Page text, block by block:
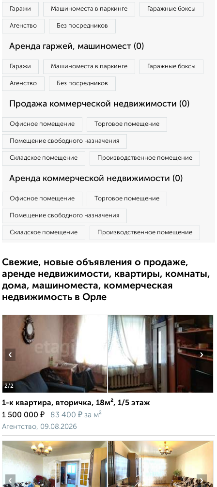
Гаражи Машиноместа в паркинге Гаражные боксы
Агенство Без посредников
Аренда гаржей, машиномест (0)
Гаражи Машиноместа в паркинге Гаражные боксы
Агенство Без посредников
Продажа коммерческой недвижимости (0)
Офисное помещение Торговое помещение
Помещение свободного назначения
Складское помещение Производственное помещение
Аренда коммерческой недвижимости (0)
Офисное помещение Торговое помещение
Помещение свободного назначения
Складское помещение Производственное помещение
Свежие, новые объявления о продаже,
аренде недвижимости, квартиры, комнаты,
дома, машиноместа, коммерческая
недвижимость в Орле
2/2
‹ ›
1-к квартира, вторичка, 18м², 1/5 этаж
1 500 000 ₽ 83 400 ₽ за м²
Агентство, 09.08.2026
‹ ›